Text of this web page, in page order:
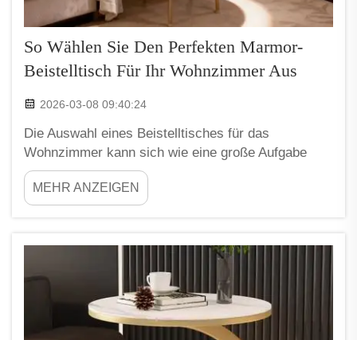
So Wählen Sie Den Perfekten Marmor-
Beistelltisch Für Ihr Wohnzimmer Aus
2026-03-08 09:40:24
Die Auswahl eines Beistelltisches für das
Wohnzimmer kann sich wie eine große Aufgabe
anfühlen, besonders wenn Sie etwas suchen, das
nicht nur gut aussieht, sondern auch praktisch ist.
Eine gute Option ist ein Marmor-Beistelltisch. Diese
robust und langlebig. Bei der Auswahl des
MEHR ANZEIGEN